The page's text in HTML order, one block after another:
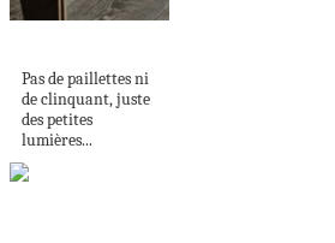
Pas de paillettes ni
de clinquant, juste
des petites
lumières...